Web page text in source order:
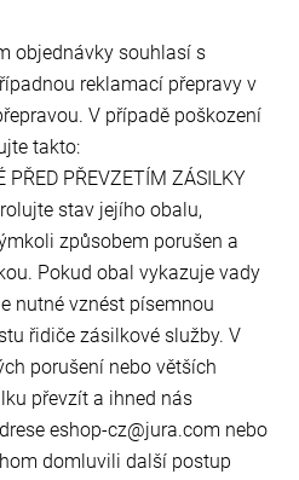
objednávky souhlasí s
reklamací přepravy v
V případě poškození
takto:
PŘED PŘEVZETÍM ZÁSILKY
stav jejího obalu,
způsobem porušen a
Pokud obal vykazuje vady
nutné vznést písemnou
řidiče zásilkové služby. V
porušení nebo větších
převzít a ihned nás
eshop-cz@jura.com nebo
domluvili další postup